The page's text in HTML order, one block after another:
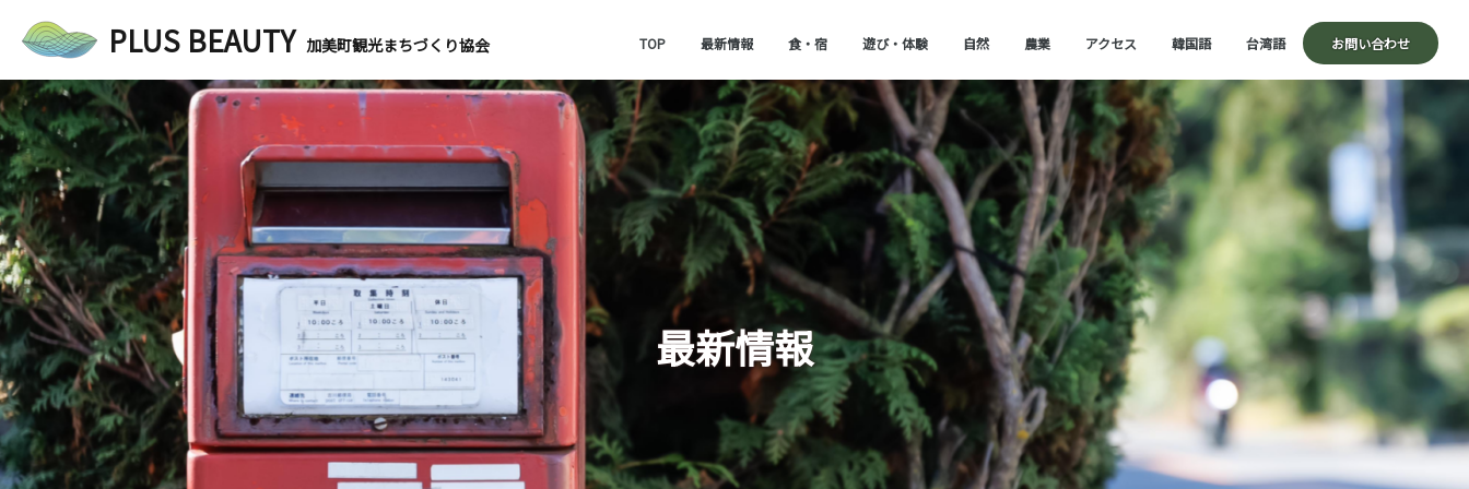
PLUS BEAUTY 加美町観光まちづくり協会 TOP 最新情報 食・宿 遊び・体験 自然 農業 アクセス 韓国語 台湾語 お問い合わせ
最新情報